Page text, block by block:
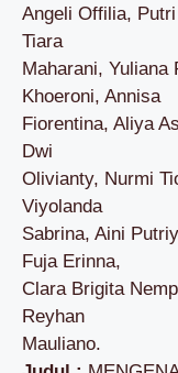
Angeli Offilia,
Tiara
Maharani, Yuliana
Khoeroni, Annisa
Fiorentina, Aliya
Dwi
Olivianty, Nurmi
Viyolanda
Sabrina, Aini
Fuja Erinna,
Clara Brigita
Reyhan
Mauliano.